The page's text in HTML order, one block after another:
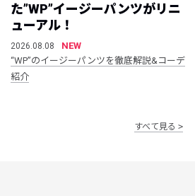
た”WP”イージーパンツがリニ
ューアル！
2026.08.08
NEW
“WP”のイージーパンツを徹底解説&コーデ
紹介
すべて見る